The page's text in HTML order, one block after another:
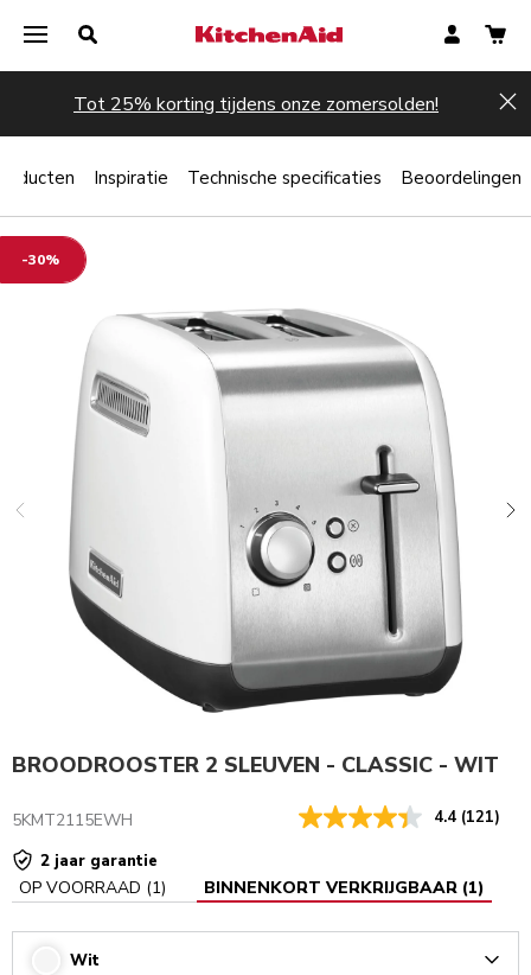
Tot 25% korting tijdens onze zomersolden!
-30%
BROODROOSTER 2 SLEUVEN - CLASSIC - WIT
5KMT2115EWH 4.4 (121)
2 jaar garantie
OP VOORRAAD (1) BINNENKORT VERKRIJGBAAR (1)
Wit
Inspiratie Technische specificaties Beoordelingen